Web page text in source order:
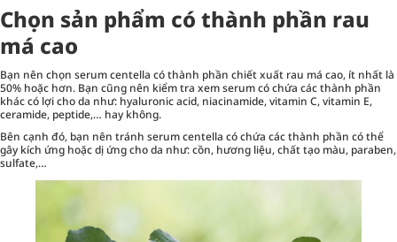
Chọn sản phẩm có thành phần rau
má cao
Bạn nên chọn serum centella có thành phần chiết xuất rau má cao, ít nhất là
50% hoặc hơn. Bạn cũng nên kiểm tra xem serum có chứa các thành phần
khác có lợi cho da như: hyaluronic acid, niacinamide, vitamin C, vitamin E,
ceramide, peptide,… hay không.
Bên cạnh đó, bạn nên tránh serum centella có chứa các thành phần có thể
gây kích ứng hoặc dị ứng cho da như: cồn, hương liệu, chất tạo màu, paraben,
sulfate,…